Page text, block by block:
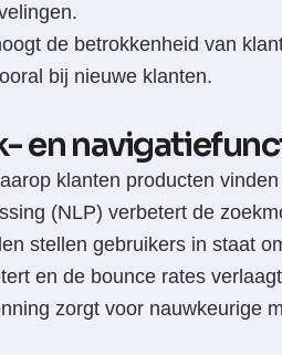
de betrokkenheid van
bij nieuwe klanten.
en
klanten producten
(NLP) verbetert de
stellen gebruikers in staat
en de bounce rates
zorgt voor nauwkeurige